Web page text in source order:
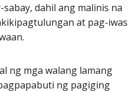
dahil ang malinis na
at pag-iwas
ng mga walang lamang
ng pagiging